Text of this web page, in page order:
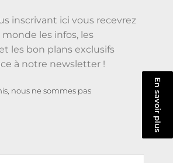
En savoir plus
inscrivant ici vous recevrez
les infos, les
les bon plans exclusifs
à notre newsletter !
nous ne sommes pas